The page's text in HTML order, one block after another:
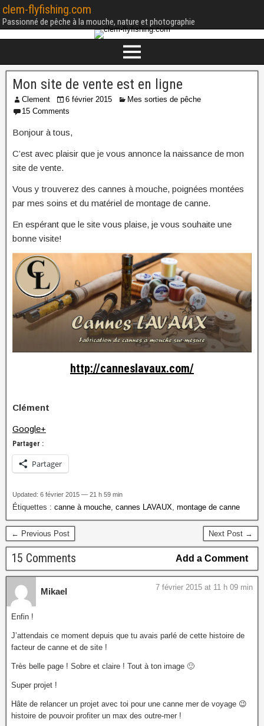
clem-flyfishing.com
Passionné de pêche à la mouche, nature et photographie
Mon site de vente est en ligne
Clement 6 février 2015
Mes sorties de pêche
15 Comments
Bonjour à tous,
C’est avec plaisir que je vous annonce la naissance de mon
site de vente.
Vous y trouverez des cannes à mouche, poignées montées
par mes soins et du matériel de montage de canne.
En espérant que le site vous plaise, je vous souhaite une
bonne visite!
http://canneslavaux.com/
Clément
Google+
Partager :
Partager
Updated: 6 février 2015 — 21 h 59 min
Étiquettes : canne à mouche, cannes LAVAUX, montage de canne
← Previous Post Next Post →
15 Comments Add a Comment
Mikael 7 février 2015 at 11 h 09 min
Enfin !
J’attendais ce moment depuis que tu avais parlé de cette histoire de
facteur de canne et de site !
Très belle page ! Sobre et claire ! Tout à ton image 🙂
Super projet !
Hâte de relancer un projet avec toi pour une canne mer de voyage 😉
histoire de pouvoir profiter un max des outre-mer !